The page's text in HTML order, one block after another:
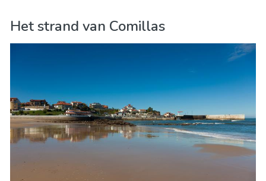
Het strand van Comillas